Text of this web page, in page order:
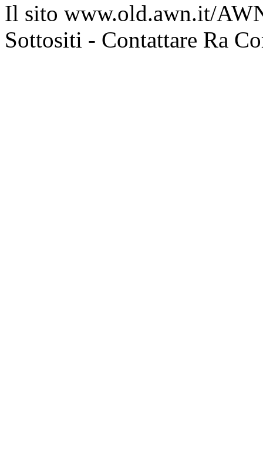
Il sito www.old.awn.it/
Sottositi - Contattare Ra